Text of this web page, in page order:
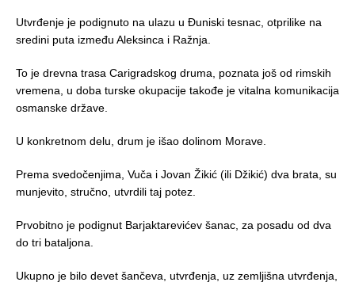
Utvrđenje je podignuto na ulazu u Đuniski tesnac, otprilike na
sredini puta između Aleksinca i Ražnja.
To je drevna trasa Carigradskog druma, poznata još od rimskih
vremena, u doba turske okupacije takođe je vitalna komunikacija
osmanske države.
U konkretnom delu, drum je išao dolinom Morave.
Prema svedočenjima, Vuča i Jovan Žikić (ili Džikić) dva brata, su
munjevito, stručno, utvrdili taj potez.
Prvobitno je podignut Barjaktarevićev šanac, za posadu od dva
do tri bataljona.
Ukupno je bilo devet šančeva, utvrđenja, uz zemljišna utvrđenja,